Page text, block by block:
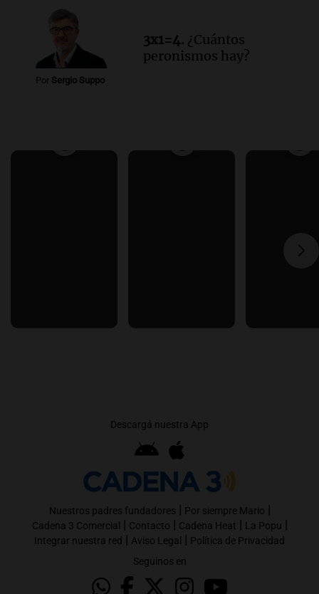
Por Sergio Suppo
3x1=4. ¿Cuántos
peronismos hay?
Descargá nuestra App
Nuestros padres fundadores | Por siempre Mario |
Cadena 3 Comercial | Contacto | Cadena Heat | La Popu |
Integrar nuestra red | Aviso Legal | Política de Privacidad
Seguinos en